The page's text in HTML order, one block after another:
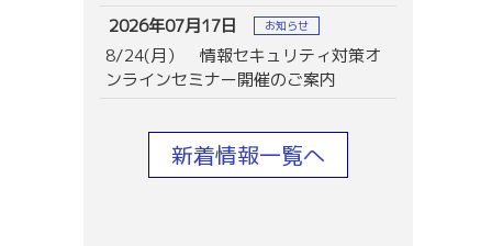
2026年07月17日
お知らせ
8/24(月） 情報セキュリティ対策オ
ンラインセミナー開催のご案内
新着情報一覧へ